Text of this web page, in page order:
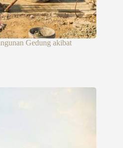
Gedung akibat